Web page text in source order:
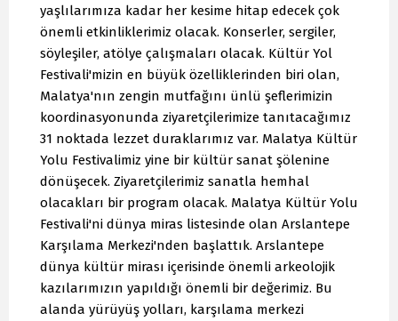
yaşlılarımıza kadar her kesime hitap edecek çok
önemli etkinliklerimiz olacak. Konserler, sergiler,
söyleşiler, atölye çalışmaları olacak. Kültür Yol
Festivali'mizin en büyük özelliklerinden biri olan,
Malatya'nın zengin mutfağını ünlü şeflerimizin
koordinasyonunda ziyaretçilerimize tanıtacağımız
31 noktada lezzet duraklarımız var. Malatya Kültür
Yolu Festivalimiz yine bir kültür sanat şölenine
dönüşecek. Ziyaretçilerimiz sanatla hemhal
olacakları bir program olacak. Malatya Kültür Yolu
Festivali'ni dünya miras listesinde olan Arslantepe
Karşılama Merkezi'nden başlattık. Arslantepe
dünya kültür mirası içerisinde önemli arkeolojik
kazılarımızın yapıldığı önemli bir değerimiz. Bu
alanda yürüyüş yolları, karşılama merkezi